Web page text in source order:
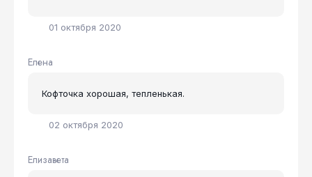
01 октября 2020
Елена
02 октября 2020
Кофточка хорошая, тепленькая.
Елизавета